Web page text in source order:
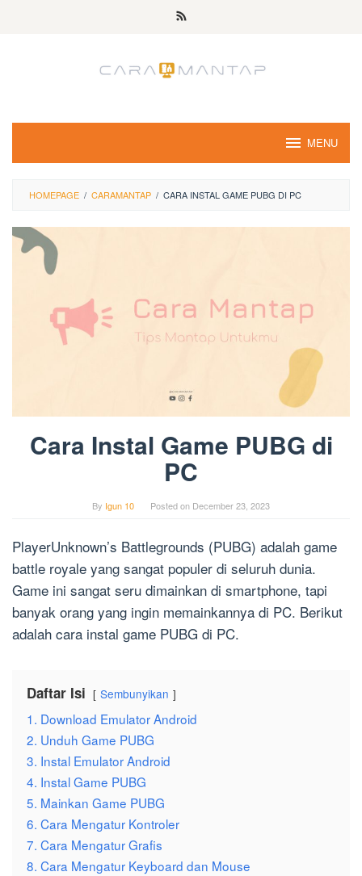
MENU
HOMEPAGE / CARAMANTAP / CARA INSTAL GAME PUBG DI PC
Cara Instal Game PUBG di
PC
By Igun 10 Posted on December 23, 2023
PlayerUnknown’s Battlegrounds (PUBG) adalah game
battle royale yang sangat populer di seluruh dunia.
Game ini sangat seru dimainkan di smartphone, tapi
banyak orang yang ingin memainkannya di PC. Berikut
adalah cara instal game PUBG di PC.
Daftar Isi Sembunyikan
1. Download Emulator Android
2. Unduh Game PUBG
3. Instal Emulator Android
4. Instal Game PUBG
5. Mainkan Game PUBG
6. Cara Mengatur Kontroler
7. Cara Mengatur Grafis
8. Cara Mengatur Keyboard dan Mouse